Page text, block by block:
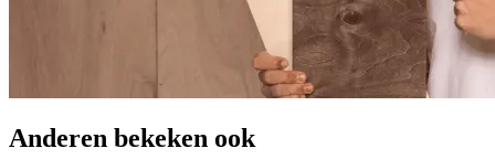
Anderen bekeken ook